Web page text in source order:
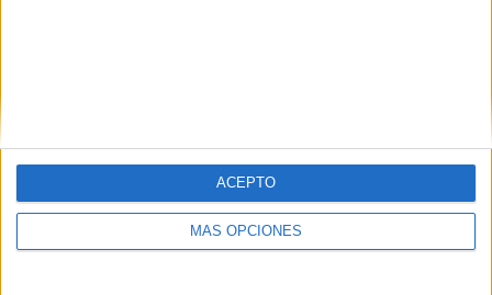
MÁS OPCIONES
ACEPTO